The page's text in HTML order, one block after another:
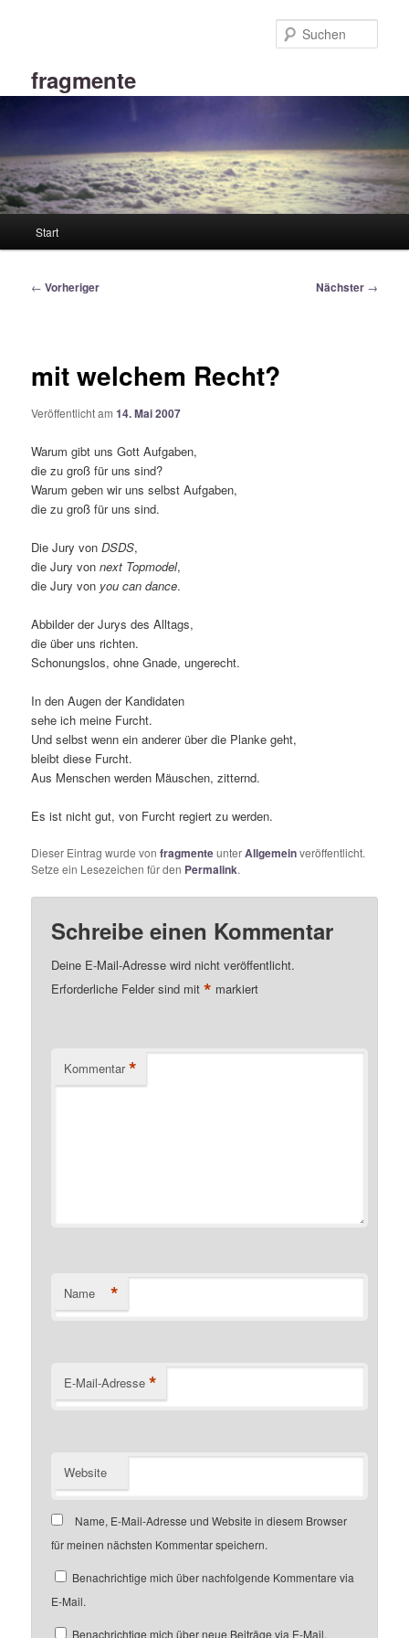
fragmente
Start
Beitragsnavigation
← Vorheriger Nächster →
mit welchem Recht?
Veröffentlicht am14. Mai 2007
Warum gibt uns Gott Aufgaben,
die zu groß für uns sind?
Warum geben wir uns selbst Aufgaben,
die zu groß für uns sind.
Die Jury von DSDS,
die Jury vonnext Topmodel,
die Jury von you can dance.
Abbilder der Jurys des Alltags,
die über uns richten.
Schonungslos, ohne Gnade, ungerecht.
In den Augen der Kandidaten
sehe ich meine Furcht.
Und selbst wenn ein anderer über die Planke geht,
bleibt diese Furcht.
Aus Menschen werden Mäuschen, zitternd.
Es ist nicht gut, von Furcht regiert zu werden.
Dieser Eintrag wurde vonfragmenteunterAllgemeinveröffentlicht.
Setze ein Lesezeichen für den Permalink.
Schreibe einen Kommentar
Deine E-Mail-Adresse wird nicht veröffentlicht.
Erforderliche Felder sind mit* markiert
Kommentar *
Name *
E-Mail-Adresse *
Website
Name, E-Mail-Adresse und Website in diesem Browser
für meinen nächsten Kommentar speichern.
Benachrichtige mich über nachfolgende Kommentare via
E-Mail.
Benachrichtige mich über neue Beiträge via E-Mail.